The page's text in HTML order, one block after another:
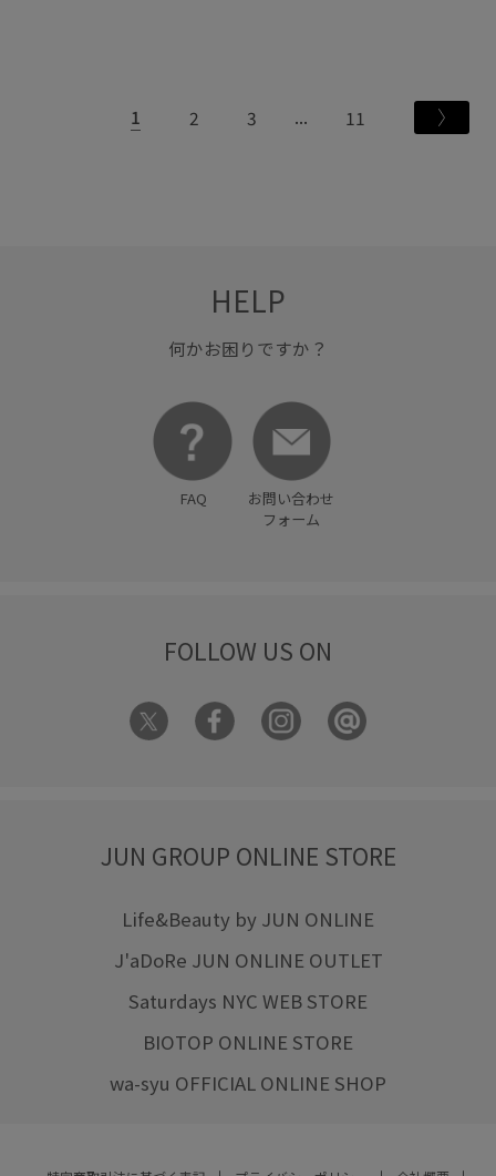
1 2 3 11
HELP
何かお困りですか？
FAQ
お問い合わせ
フォーム
FOLLOW US ON
JUN GROUP ONLINE STORE
Life&Beauty by JUN ONLINE
J'aDoRe JUN ONLINE OUTLET
Saturdays NYC WEB STORE
BIOTOP ONLINE STORE
wa-syu OFFICIAL ONLINE SHOP